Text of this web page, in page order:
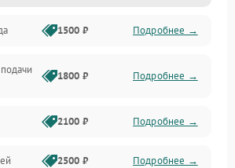
и паром
1500 ₽ Подробнее →
1800 ₽ Подробнее →
2100 ₽ Подробнее →
2500 ₽ Подробнее →